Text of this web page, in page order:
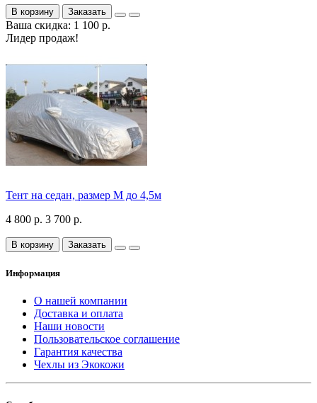
В корзину Заказать
Ваша скидка: 1 100 р.
Лидер продаж!
Тент на седан, размер М до 4,5м
4 800 р. 3 700 р.
В корзину Заказать
Информация
О нашей компании
Доставка и оплата
Наши новости
Пользовательское соглашение
Гарантия качества
Чехлы из Экокожи